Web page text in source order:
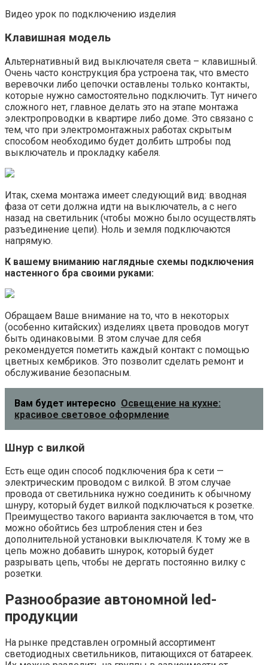
Видео урок по подключению изделия
Клавишная модель
Альтернативный вид выключателя света – клавишный.
Очень часто конструкция бра устроена так, что вместо
веревочки либо цепочки оставлены только контакты,
которые нужно самостоятельно подключить. Тут ничего
сложного нет, главное делать это на этапе монтажа
электропроводки в квартире либо доме. Это связано с
тем, что при электромонтажных работах скрытым
способом необходимо будет долбить штробы под
выключатель и прокладку кабеля.
Итак, схема монтажа имеет следующий вид: вводная
фаза от сети должна идти на выключатель, а с него
назад на светильник (чтобы можно было осуществлять
разъединение цепи). Ноль и земля подключаются
напрямую.
К вашему вниманию наглядные схемы подключения
настенного бра своими руками:
Обращаем Ваше внимание на то, что в некоторых
(особенно китайских) изделиях цвета проводов могут
быть одинаковыми. В этом случае для себя
рекомендуется пометить каждый контакт с помощью
цветных кембриков. Это позволит сделать ремонт и
обслуживание безопасным.
Вам будет интересно Освещение на кухне:
красивое световое оформление
Шнур с вилкой
Есть еще один способ подключения бра к сети —
электрическим проводом с вилкой. В этом случае
провода от светильника нужно соединить к обычному
шнуру, который будет вилкой подключаться к розетке.
Преимущество такого варианта заключается в том, что
можно обойтись без штробления стен и без
дополнительной установки выключателя. К тому же в
цепь можно добавить шнурок, который будет
разрывать цепь, чтобы не дергать постоянно вилку с
розетки.
Разнообразие автономной led-
продукции
На рынке представлен огромный ассортимент
светодиодных светильников, питающихся от батареек.